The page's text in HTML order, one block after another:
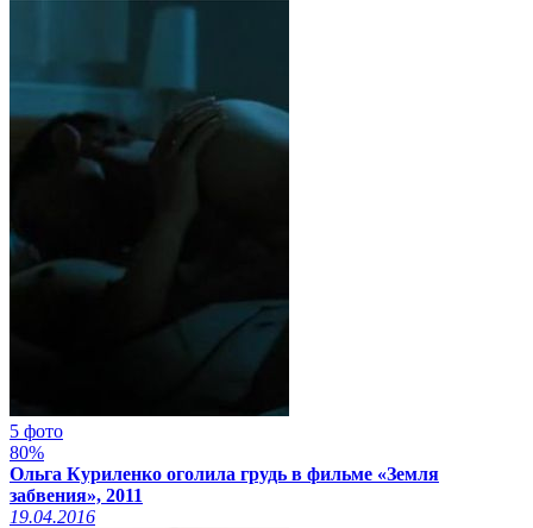
5 фото
80%
Ольга Куриленко оголила грудь в фильме «Земля
забвения», 2011
19.04.2016